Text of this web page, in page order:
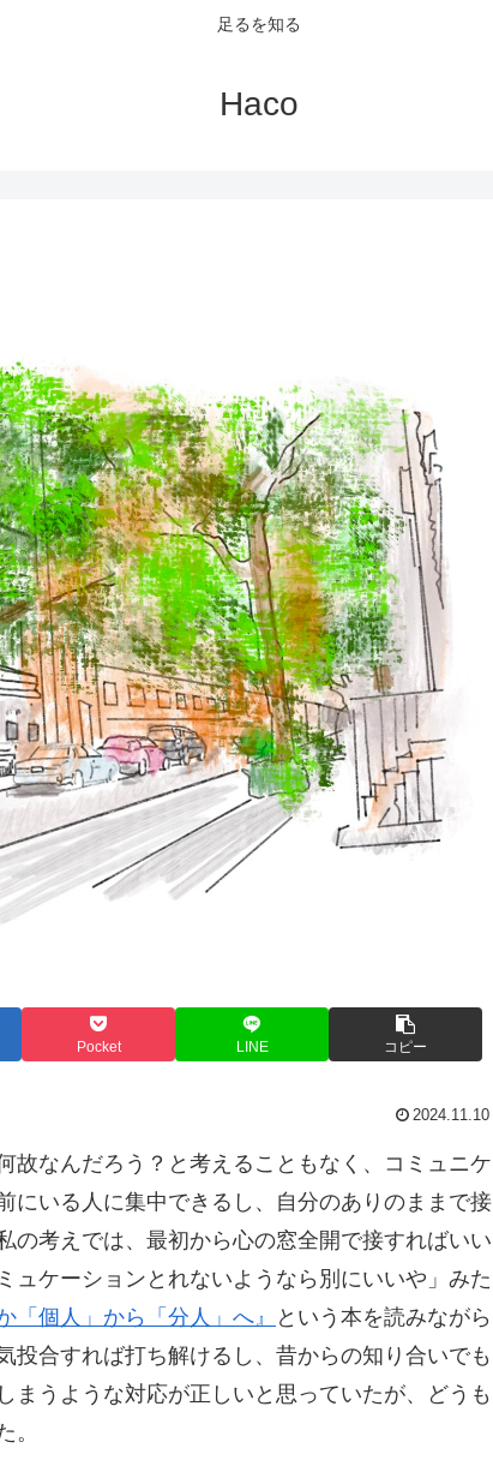
足るを知る
Haco
Pocket LINE コピー
2024.11.10
故なんだろう？と考えることもなく、コミュニケ
にいる人に集中できるし、自分のありのままで接
の考えでは、最初から心の窓全開で接すればいい
ュケーションとれないようなら別にいいや」みた
「個人」から「分人」へ』
という本を読みながら
合すれば打ち解けるし、昔からの知り合いでも
うような対応が正しいと思っていたが、どうも
。